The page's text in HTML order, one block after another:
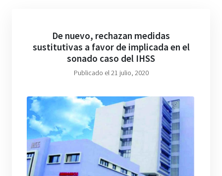
De nuevo, rechazan medidas
sustitutivas a favor de implicada en el
sonado caso del IHSS
Publicado el 21 julio, 2020